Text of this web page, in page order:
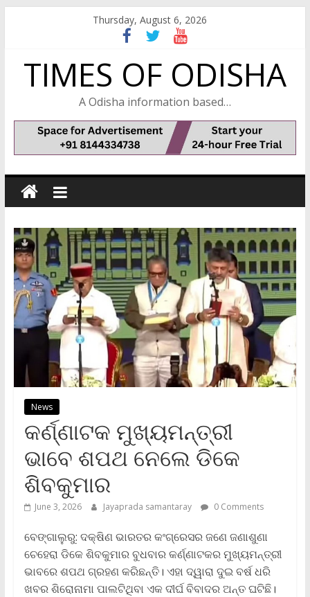
Thursday, August 6, 2026
TIMES OF ODISHA
A Odisha information based…
News
କର୍ଣ୍ଣାଟକ ମୁଖ୍ୟମନ୍ତ୍ରୀ
ଭାବେ ଶପଥ ନେଲେ ଡିକେ
ଶିବକୁମାର
June 3, 2026 Jayaprada samantaray 0 Comments
ବେଙ୍ଗାଲୁରୁ: ଦକ୍ଷିଣ ଭାରତର କଂଗ୍ରେସର ଜଣେ ଜଣାଶୁଣା
ଚେହେରା ଡିକେ ଶିବକୁମାର ବୁଧବାର କର୍ଣ୍ଣାଟକର ମୁଖ୍ୟମନ୍ତ୍ରୀ
ଭାବରେ ଶପଥ ଗ୍ରହଣ କରିଛନ୍ତି। ଏହା ଦ୍ୱାରା ଦୁଇ ବର୍ଷ ଧରି
ଖବର ଶିରୋନାମା ପାଲଟିଥିବା ଏକ ଦୀର୍ଘ ବିବାଦର ଅନ୍ତ ଘଟିଛି।